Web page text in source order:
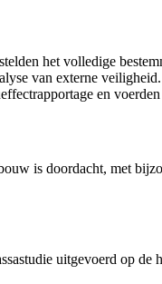
het volledige
van externe
en
is doordacht, met
uitgevoerd op